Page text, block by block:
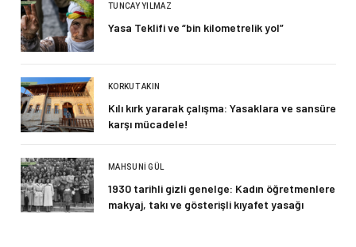
TUNCAY YILMAZ
Yasa Teklifi ve “bin kilometrelik yol”
KORKUT AKIN
Kılı kırk yararak çalışma: Yasaklara ve sansüre
karşı mücadele!
MAHSUNI GÜL
1930 tarihli gizli genelge: Kadın öğretmenlere
makyaj, takı ve gösterişli kıyafet yasağı